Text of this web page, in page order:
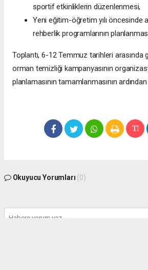
sportif etkinliklerin düzenlenmesi,
Yeni eğitim-öğretim yılı öncesinde
rehberlik programlarının
Toplantı, 6-12 Temmuz tarihleri arasında
orman temizliği kampanyasının
planlamasının tamamlanmasının
Okuyucu Yorumları (0)